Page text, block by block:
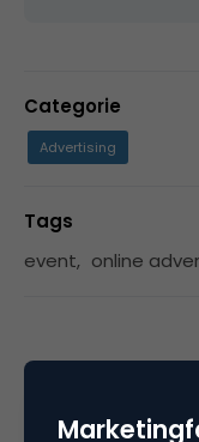
Categorie
Advertising
Tags
event, online